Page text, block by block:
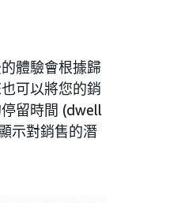
體驗會根據歸
可以將您的銷
留時間 (dwell
示對銷售的潛